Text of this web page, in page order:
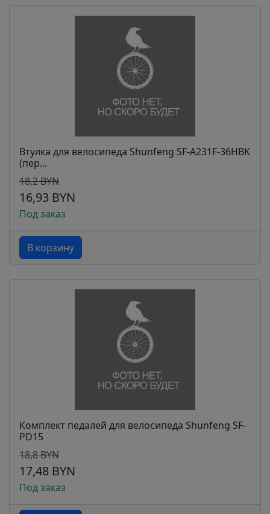
Втулка для велосипеда Shunfeng SF-A231F-36HBK
(пер...
18,2 BYN
16,93 BYN
Под заказ
В корзину
Комплект педалей для велосипеда Shunfeng SF-
PD15
18,8 BYN
17,48 BYN
Под заказ